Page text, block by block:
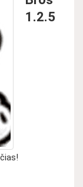
1.2.5